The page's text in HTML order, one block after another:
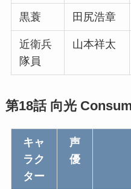
黒蓑 田尻浩章
近衛兵
隊員
山本祥太
第18話 向光
キャ
ラク
ター
声
優